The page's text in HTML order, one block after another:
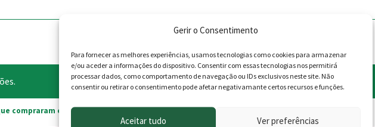
Gerir o Consentimento
Para fornecer as melhores experiências, usamos tecnologias como cookies para armazenar
e/ou aceder a informações do dispositivo. Consentir com essas tecnologias nos permitirá
processar dados, como comportamento de navegação ou IDs exclusivos neste site. Não
consentir ou retirar o consentimento pode afetar negativamante certos recursos e funções.
Aceitar tudo Ver preferências
compraram este produto podem deixar opinião.